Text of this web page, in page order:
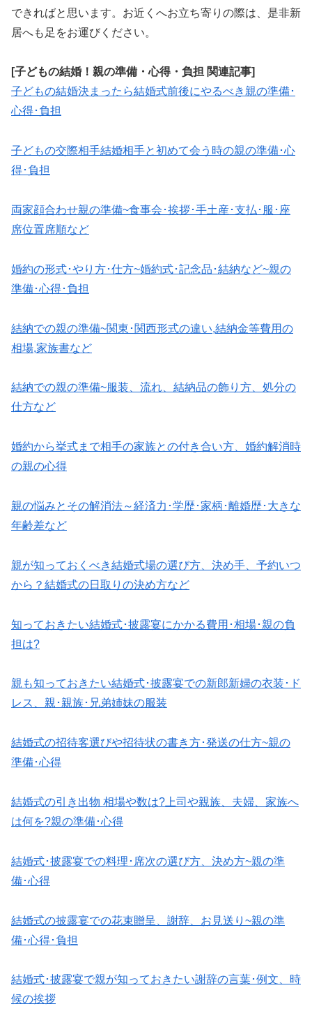
できればと思います。お近くへお立ち寄りの際は、是非新
居へも足をお運びください。
[子どもの結婚！親の準備・心得・負担 関連記事]
子どもの結婚決まったら結婚式前後にやるべき親の準備･
心得･負担
子どもの交際相手結婚相手と初めて会う時の親の準備･心
得･負担
両家顔合わせ親の準備~食事会･挨拶･手土産･支払･服･座
席位置席順など
婚約の形式･やり方･仕方~婚約式･記念品･結納など~親の
準備･心得･負担
結納での親の準備~関東･関西形式の違い,結納金等費用の
相場,家族書など
結納での親の準備~服装、流れ、結納品の飾り方、処分の
仕方など
婚約から挙式まで相手の家族との付き合い方、婚約解消時
の親の心得
親の悩みとその解消法～経済力･学歴･家柄･離婚歴･大きな
年齢差など
親が知っておくべき結婚式場の選び方、決め手、予約いつ
から？結婚式の日取りの決め方など
知っておきたい結婚式･披露宴にかかる費用･相場･親の負
担は?
親も知っておきたい結婚式･披露宴での新郎新婦の衣装･ド
レス、親･親族･兄弟姉妹の服装
結婚式の招待客選びや招待状の書き方･発送の仕方~親の
準備･心得
結婚式の引き出物 相場や数は?上司や親族、夫婦、家族へ
は何を?親の準備･心得
結婚式･披露宴での料理･席次の選び方、決め方~親の準
備･心得
結婚式の披露宴での花束贈呈、謝辞、お見送り~親の準
備･心得･負担
結婚式･披露宴で親が知っておきたい謝辞の言葉･例文、時
候の挨拶